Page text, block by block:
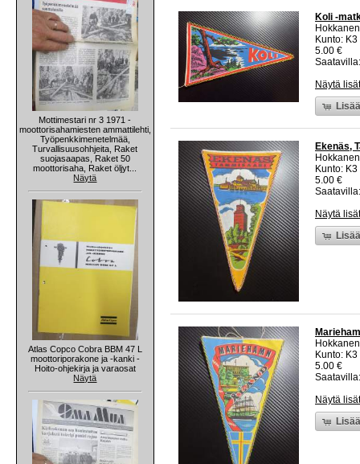
Mottimestari nr 3 1971 -
moottorisahamiesten ammattilehti,
Työpenkkimenetelmää,
Turvallisuusohhjeita, Raket
suojasaapas, Raket 50
moottorisaha, Raket öljyt...
Näytä
Atlas Copco Cobra BBM 47 L
moottoriporakone ja -kanki -
Hoito-ohjekirja ja varaosat
Näytä
Koli -
Kunto:
5.00 €
Näytä
Ekenäs,
Kunto:
5.00 €
Näytä
Kunto:
5.00 €
Näytä